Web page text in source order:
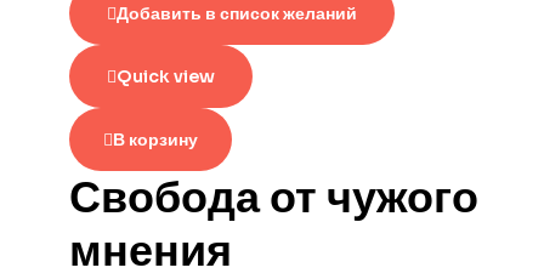
Добавить в список желаний
Quick view
В корзину
Свобода от чужого
мнения